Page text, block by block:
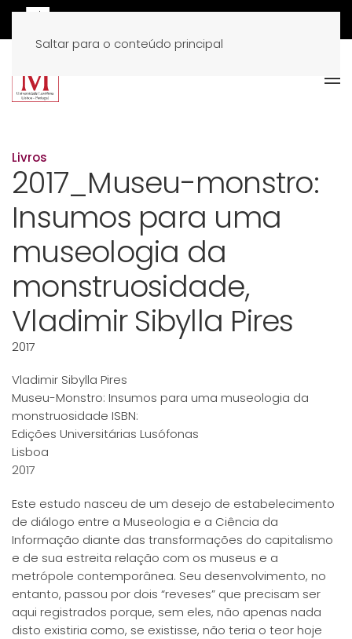
Saltar para o conteúdo principal
Livros
2017_Museu-monstro:
Insumos para uma
museologia da
monstruosidade,
Vladimir Sibylla Pires
2017
Vladimir Sibylla Pires
Museu-Monstro: Insumos para uma museologia da
monstruosidade ISBN:
Edições Universitárias Lusófonas
Lisboa
2017
Este estudo nasceu de um desejo de estabelecimento
de diálogo entre a Museologia e a Ciência da
Informação diante das transformações do capitalismo
e de sua estreita relação com os museus e a
metrópole contemporânea. Seu desenvolvimento, no
entanto, passou por dois “reveses” que precisam ser
aqui registrados porque, sem eles, não apenas nada
disto existiria como, se existisse, não teria o teor hoje